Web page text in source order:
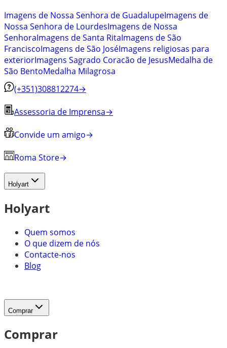
Imagens de Nossa Senhora de GuadalupeImagens de
Nossa Senhora de LourdesImagens de Nossa
SenhoraImagens de Santa RitaImagens de São
FranciscoImagens de São JoséImagens religiosas para
exteriorImagens Sagrado Coracão de JesusMedalha de
São BentoMedalha Milagrosa
(+351)308812274→
Assessoria de Imprensa→
Convide um amigo→
Roma Store→
Holyart
Holyart
Quem somos
O que dizem de nós
Contacte-nos
Blog
Comprar
Comprar